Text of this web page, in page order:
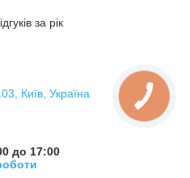
за рік
Київ, Україна
до 17:00